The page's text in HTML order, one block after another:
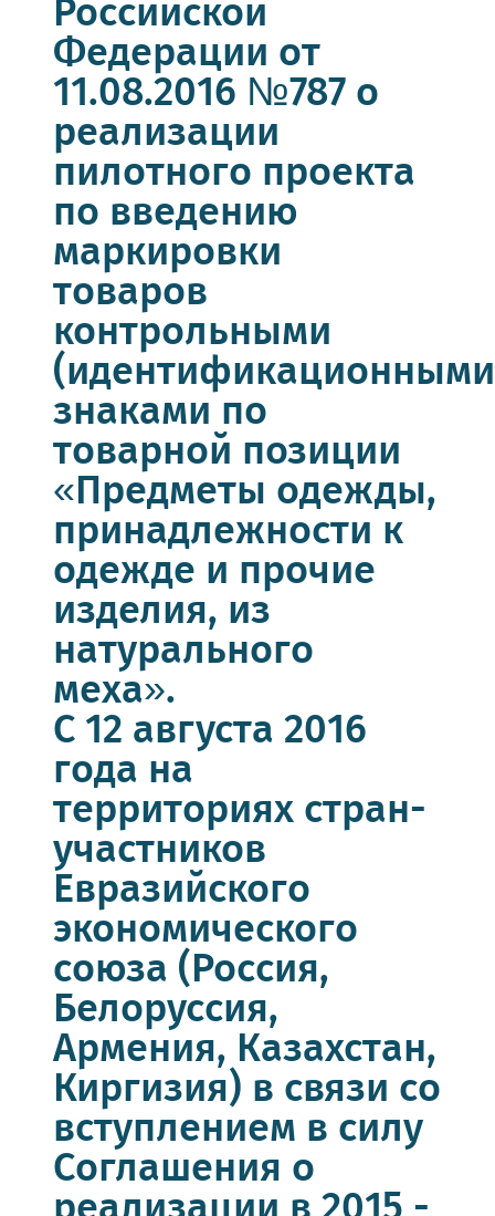
Российской
Федерации от
11.08.2016 №787 о
реализации
пилотного проекта
по введению
маркировки
товаров
контрольными
знаками по
товарной позиции
«Предметы одежды,
принадлежности к
одежде и прочие
изделия, из
натурального
меха».
С 12 августа 2016
года на
территориях стран-
участников
Евразийского
экономического
союза (Россия,
Белоруссия,
Армения, Казахстан,
Киргизия) в связи со
вступлением в силу
Соглашения о